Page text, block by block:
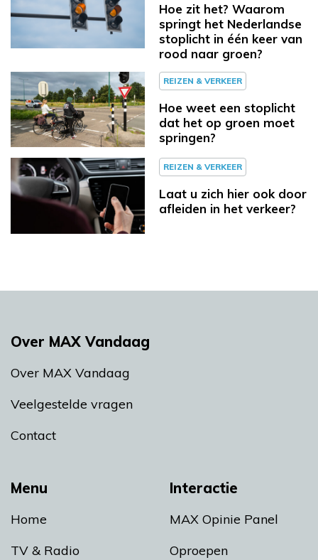
Hoe zit het? Waarom
springt het Nederlandse
stoplicht in één keer van
rood naar groen?
REIZEN & VERKEER
Hoe weet een stoplicht
dat het op groen moet
springen?
REIZEN & VERKEER
Laat u zich hier ook door
afleiden in het verkeer?
Menu
Home
TV & Radio
Interactie
MAX Opinie Panel
Oproepen
Over MAX Vandaag
Over MAX Vandaag
Veelgestelde vragen
Contact